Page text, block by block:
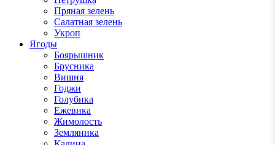
Пряная зелень
Салатная зелень
Укроп
Ягоды
Боярышник
Брусника
Вишня
Годжи
Голубика
Ежевика
Жимолость
Земляника